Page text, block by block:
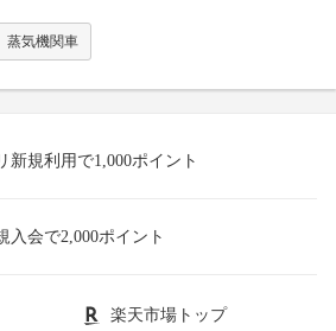
蒸気機関車
新規利用で1,000ポイント
入会で2,000ポイント
楽天市場トップ